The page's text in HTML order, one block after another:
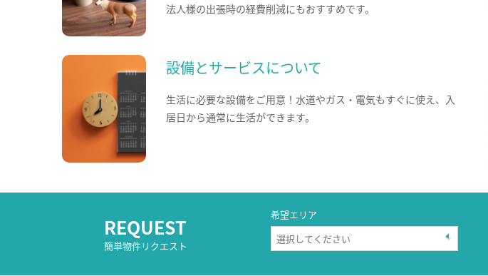
法人様の出張時の経費削減にもおすすめです。
設備とサービスについて
生活に必要な設備をご用意！水道やガス・電気もすぐに使え、入
居日から通常に生活ができます。
REQUEST
簡単物件リクエスト
希望エリア